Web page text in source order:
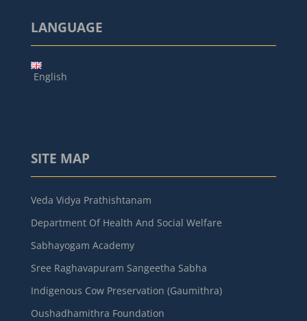
LANGUAGE
English
SITE MAP
Veda Vidya Prathishtanam
Department Of Health And Social Welfare
Sabhayogam Academy
Sree Raghavapuram Sangeetha Sabha
Indigenous Cow Preservation (Gaumithra)
Oushadhamithra Foundation